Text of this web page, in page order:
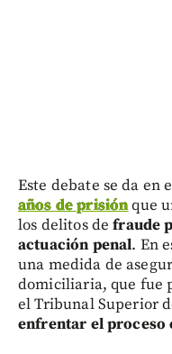
Este debate se da en
años de prisiónque
los delitos defraude
actuación penal. En
una medida de
domiciliaria, que fue
el Tribunal Superior
enfrentar el proceso